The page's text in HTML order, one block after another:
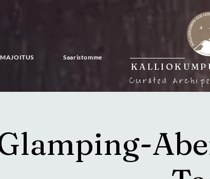
MAJOITUS Saaristomme
Curated